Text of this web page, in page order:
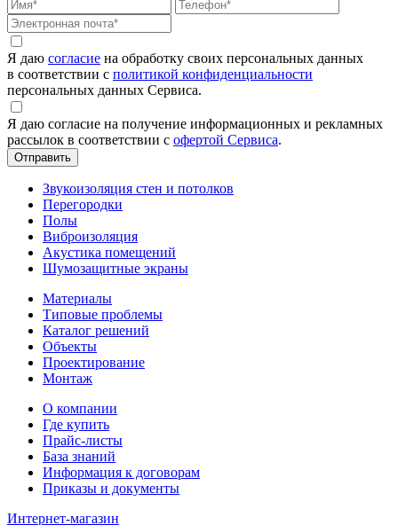
Я даю согласие на обработку своих персональных данных
в соответствии с политикой конфиденциальности
персональных данных Сервиса.
Я даю согласие на получение информационных и рекламных
рассылок в соответствии с офертой Сервиса.
Звукоизоляция стен и потолков
Перегородки
Полы
Виброизоляция
Акустика помещений
Шумозащитные экраны
Материалы
Типовые проблемы
Каталог решений
Объекты
Проектирование
Монтаж
О компании
Где купить
Прайс-листы
База знаний
Информация к договорам
Приказы и документы
Интернет-магазин